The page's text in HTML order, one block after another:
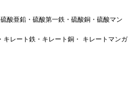
酸亜鉛・硫酸第一鉄・硫酸銅・硫酸マン
レート鉄・キレート銅・ キレートマンガ